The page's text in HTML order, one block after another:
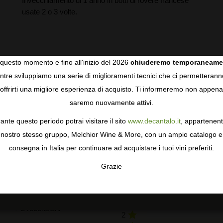
usate 2 o 3 volte.
RECENSIONI DEGLI UTENTI
4
COOKIES
come i cookie per personalizzare e mejorar la tua
sulla privacy
per saperne di più, o gestisci le tue
Consenso.
momento e fino all'inizio del 2026 chiuderemo
sviluppiamo una serie di miglioramenti tecnici che ci
offrirti una migliore esperienza di acquisto. Ti informeremo non appena
saremo nuovamente attivi.
questo periodo potrai visitare il sito www.decantalo.it,
nostro stesso gruppo, Melchior Wine & More, con un ampio catalogo e
consegna in Italia per continuare ad acquistare i tuoi vini preferiti.
Grazie